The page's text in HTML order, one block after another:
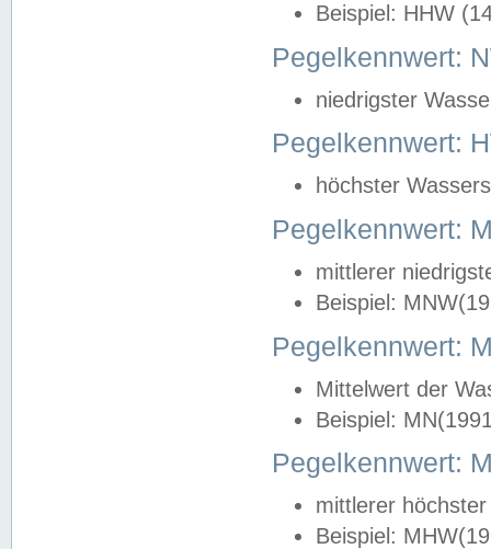
Beispiel: HHW
Pegelkennwert:
niedrigster
Pegelkennwert:
höchster
Pegelkennwert:
mittlerer
Beispiel:
Pegelkennwert:
Mittelwert der
Beispiel:
Pegelkennwert:
mittlerer
Beispiel: